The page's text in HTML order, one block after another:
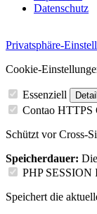
Datenschutz
Privatsphäre-
Cookie-
Essenziell
Contao HTTPS
Schützt vor Cross-
Speicherdauer:
PHP SESSION
Speichert die